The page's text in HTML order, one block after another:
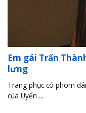
Em gái Trấn
lưng
Trang phục có phom
của Uyển ...